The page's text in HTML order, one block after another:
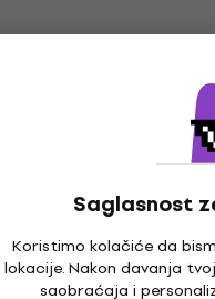
Saglasnost
Koristimo kolačiće da
lokacije. Nakon davanja
saobraćaja i
Arobas Music Guitar